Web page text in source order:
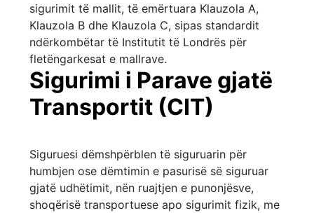
sigurimit të mallit, të emërtuara Klauzola A,
Klauzola B dhe Klauzola C, sipas standardit
ndërkombëtar të Institutit të Londrës për
fletëngarkesat e mallrave.
Sigurimi i Parave gjatë
Transportit (CIT)
Siguruesi dëmshpërblen të siguruarin për
humbjen ose dëmtimin e pasurisë së siguruar
gjatë udhëtimit, nën ruajtjen e punonjësve,
shoqërisë transportuese apo sigurimit fizik, me